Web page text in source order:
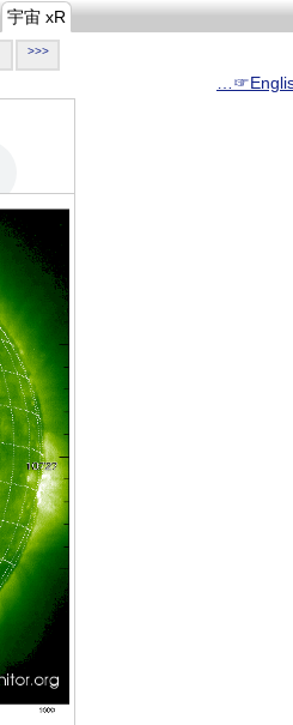
宇宙 xR
>>>